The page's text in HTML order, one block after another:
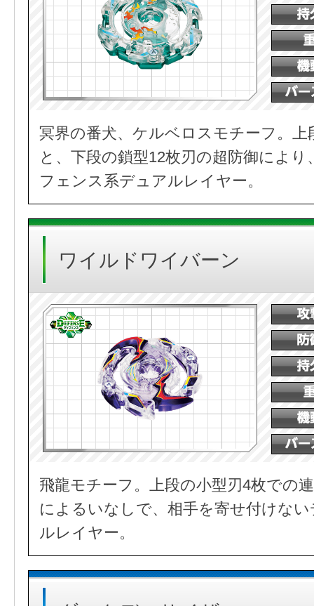
冥界の番犬、ケルベロスモチーフ。上
と、下段の鎖型12枚刃の超防御によ
フェンス系デュアルレイヤー。
ワイルドワイバーン
飛龍モチーフ。上段の小型刃4枚での
によるいなしで、相手を寄せ付けな
ルレイヤー。